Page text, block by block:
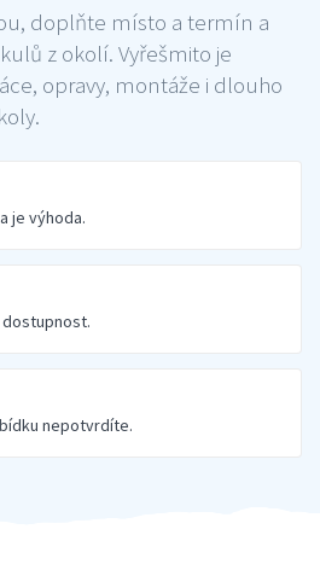
doplňte místo a termín a
z okolí. Vyřešmito je
opravy, montáže i dlouho
je výhoda.
dostupnost.
nepotvrdíte.